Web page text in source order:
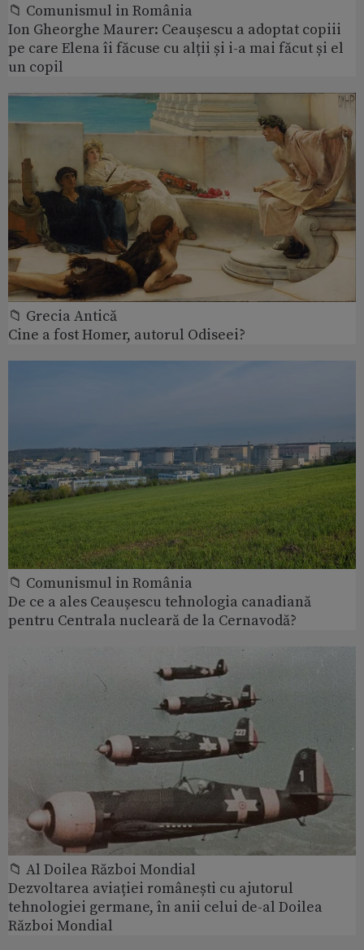
📁 Comunismul in România
Ion Gheorghe Maurer: Ceaușescu a adoptat copiii
pe care Elena îi făcuse cu alții și i-a mai făcut și el
un copil
📁 Grecia Antică
Cine a fost Homer, autorul Odiseei?
📁 Comunismul in România
De ce a ales Ceaușescu tehnologia canadiană
pentru Centrala nucleară de la Cernavodă?
📁 Al Doilea Război Mondial
Dezvoltarea aviației românești cu ajutorul
tehnologiei germane, în anii celui de-al Doilea
Război Mondial